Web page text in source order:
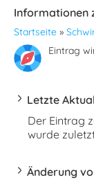
Informationen
Startseite »
Eintrag
Letzte
Der Eintrag
wurde
Änderung